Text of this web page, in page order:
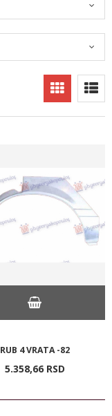
RUB 4 VRATA -82
5.358,66 RSD